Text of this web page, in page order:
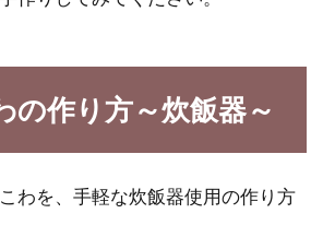
コーヒーに入れるミルクは本物の牛
あなたはコーヒーをどうやって飲みますか？ブ
の作り方～炊飯器～
わを、手軽な炊飯器使用の作り方